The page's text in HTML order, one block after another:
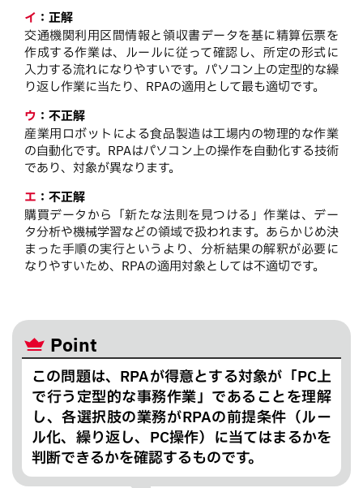
イ ： 正解
交通機関利用区間情報と領収書データを基に精算伝票を
作成する作業は、ルールに従って確認し、所定の形式に
入力する流れになりやすいです。パソコン上の定型的な繰
り返し作業に当たり、RPAの適用として最も適切です。
ウ ： 不正解
産業用ロボットによる食品製造は工場内の物理的な作業
の自動化です。RPAはパソコン上の操作を自動化する技術
であり、対象が異なります。
エ ： 不正解
購買データから「新たな法則を見つける」作業は、デー
タ分析や機械学習などの領域で扱われます。あらかじめ決
まった手順の実行というより、分析結果の解釈が必要に
なりやすいため、RPAの適用対象としては不適切です。
Point
この問題は、RPAが得意とする対象が「PC上
で行う定型的な事務作業」であることを理解
し、各選択肢の業務がRPAの前提条件（ルー
ル化、繰り返し、PC操作）に当てはまるかを
判断できるかを確認するものです。